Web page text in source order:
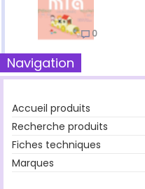
0
Navigation
Accueil produits
Recherche produits
Fiches techniques
Marques